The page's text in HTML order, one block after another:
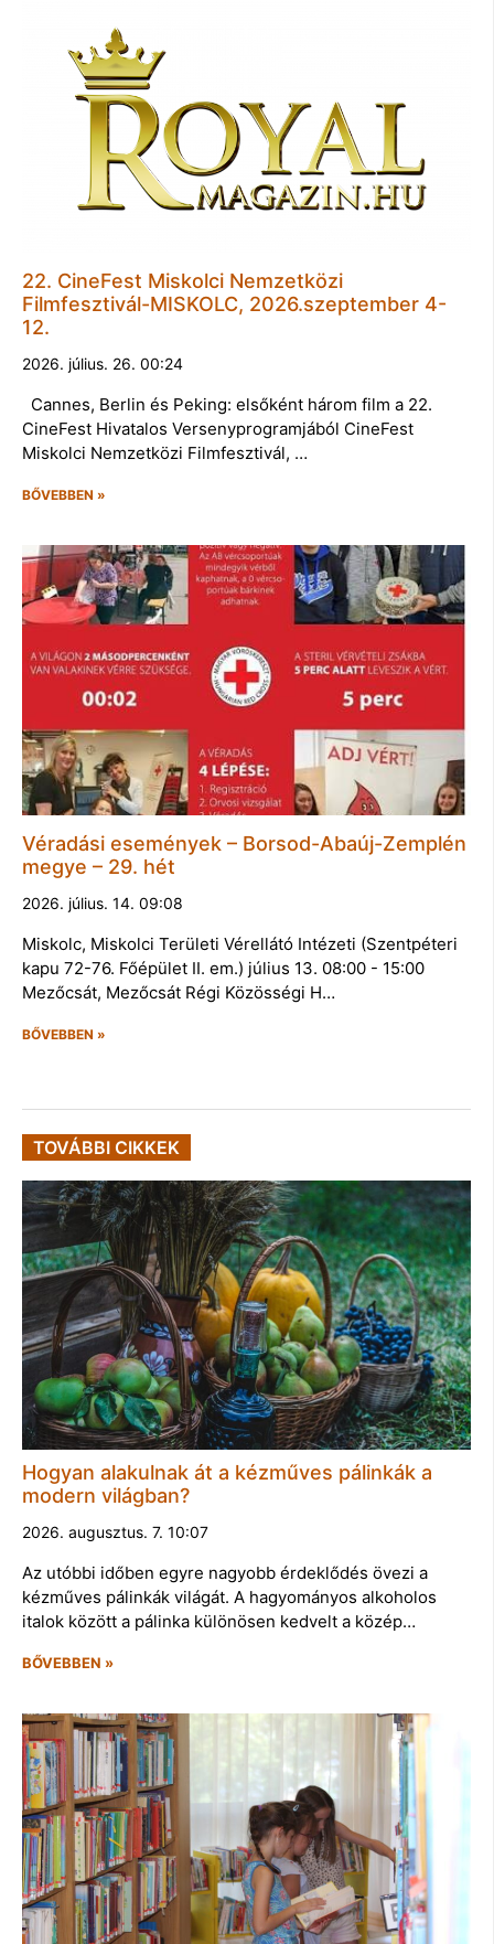
22. CineFest Miskolci Nemzetközi
Filmfesztivál-MISKOLC, 2026.szeptember 4-
12.
2026. július. 26. 00:24
Cannes, Berlin és Peking: elsőként három film a 22.
CineFest Hivatalos Versenyprogramjából CineFest
Miskolci Nemzetközi Filmfesztivál, …
BŐVEBBEN »
Véradási események – Borsod-Abaúj-Zemplén
megye – 29. hét
2026. július. 14. 09:08
Miskolc, Miskolci Területi Vérellátó Intézeti (Szentpéteri
kapu 72-76. Főépület II. em.) július 13. 08:00 - 15:00
Mezőcsát, Mezőcsát Régi Közösségi H…
BŐVEBBEN »
TOVÁBBI CIKKEK
Hogyan alakulnak át a kézműves pálinkák a
modern világban?
2026. augusztus. 7. 10:07
Az utóbbi időben egyre nagyobb érdeklődés övezi a
kézműves pálinkák világát. A hagyományos alkoholos
italok között a pálinka különösen kedvelt a közép…
BŐVEBBEN »